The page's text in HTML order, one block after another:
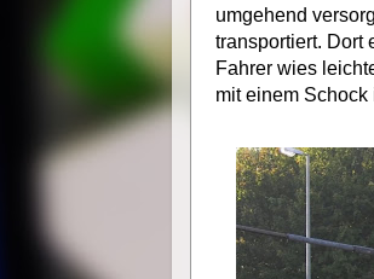
umgehend
transportiert. Dort
Fahrer wies
mit einem